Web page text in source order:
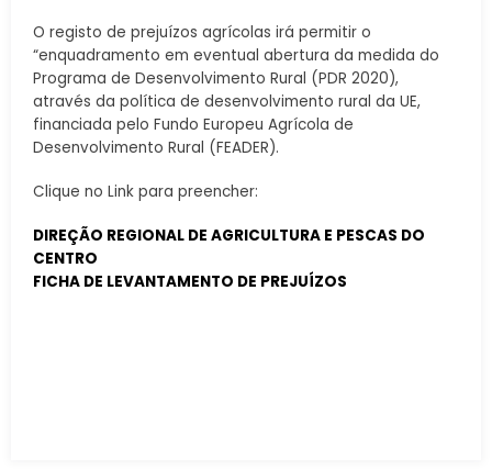
O registo de prejuízos agrícolas irá permitir o
“enquadramento em eventual abertura da medida do
Programa de Desenvolvimento Rural (PDR 2020),
através da política de desenvolvimento rural da UE,
financiada pelo Fundo Europeu Agrícola de
Desenvolvimento Rural (FEADER).
Clique no Link para preencher:
DIREÇÃO REGIONAL DE AGRICULTURA E PESCAS DO
CENTRO
FICHA DE LEVANTAMENTO DE PREJUÍZOS